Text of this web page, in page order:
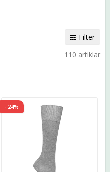
Filter
110 artiklar
- 24%